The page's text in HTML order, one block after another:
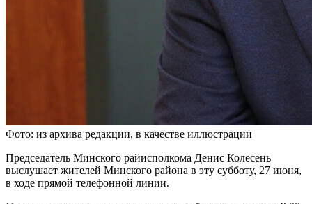
Фото: из архива редакции, в качестве иллюстрации
Председатель Минского райисполкома Денис Колесень
выслушает жителей Минского района в эту субботу, 27 июня,
в ходе прямой телефонной линии.